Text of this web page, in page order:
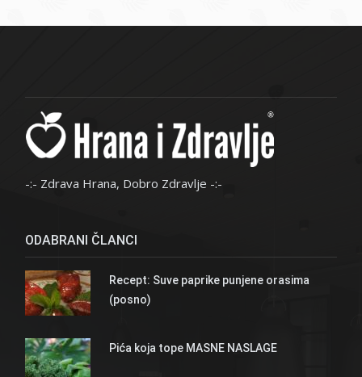
-:- Zdrava Hrana, Dobro Zdravlje -:-
ODABRANI ČLANCI
Recept: Suve paprike punjene orasima
(posno)
Pića koja tope MASNE NASLAGE